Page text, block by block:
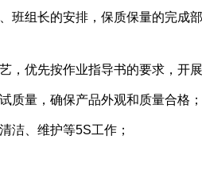
班组长的安排，保质保量的完成
，优先按作业指导书的要求，开
质量，确保产品外观和质量合格；
洁、维护等5S工作；